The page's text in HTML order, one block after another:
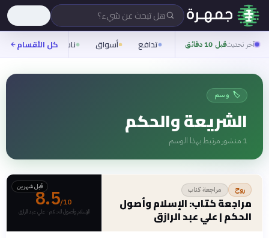
هل تبحث عن شيء؟
آخر تحديثقبل 10 دقائق تدافع أسواق ناس روح
كل الأقسام
🏷️ وسم
الشريعة والحكم
1 منشور مرتبط بهذا الوسم
روح مراجعة كتاب
مراجعة كتاب: الإسلام وأصول
الحكم | علي عبد الرازق
قبل شهرين8.5/10
الإسلام وأصول الحكم · علي عبد الرازق